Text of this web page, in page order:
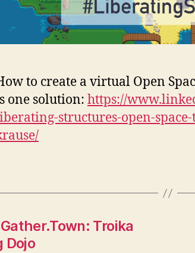
to create a virtual Open
one solution: https://
structures-open-
Troika
Dojo